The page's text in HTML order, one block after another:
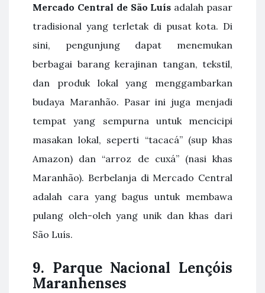
Mercado Central de São Luís adalah pasar
tradisional yang terletak di pusat kota. Di
sini, pengunjung dapat menemukan
berbagai barang kerajinan tangan, tekstil,
dan produk lokal yang menggambarkan
budaya Maranhão. Pasar ini juga menjadi
tempat yang sempurna untuk mencicipi
masakan lokal, seperti “tacacá” (sup khas
Amazon) dan “arroz de cuxá” (nasi khas
Maranhão). Berbelanja di Mercado Central
adalah cara yang bagus untuk membawa
pulang oleh-oleh yang unik dan khas dari
São Luís.
9. Parque Nacional Lençóis
Maranhenses